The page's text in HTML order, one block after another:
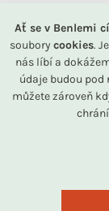
Ať se v Benlemi
soubory cookies.
nás líbí a
údaje budou pod
můžete zároveň